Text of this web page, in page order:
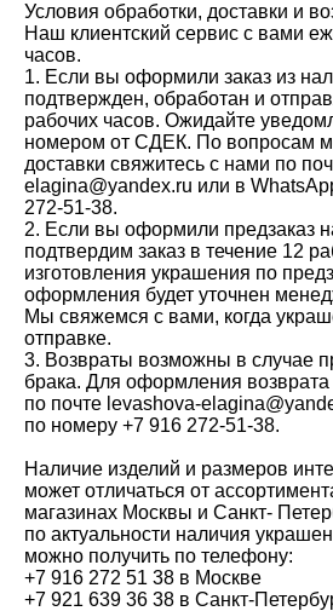
Условия обработки, доставки и
Наш клиентский сервис с вами
часов.
1. Если вы оформили заказ из
подтвержден, обработан и
рабочих часов. Ожидайте
номером от СДЕК. По вопросам
доставки свяжитесь с нами по
elagina@yandex.ru или в
272-51-38.
2. Если вы оформили предзаказ
подтвердим заказ в течение 12
изготовления украшения по
оформления будет уточнен
Мы свяжемся с вами, когда
отправке.
3. Возвраты возможны в случае
брака. Для оформления
по почте levashova-
по номеру +7 916 272-51-38.
Наличие изделий и размеров
может отличаться от
магазинах Москвы и Санкт-
по актуальности наличия
можно получить по телефону:
+7 916 272 51 38 в Москве
+7 921 639 36 38 в Санкт-